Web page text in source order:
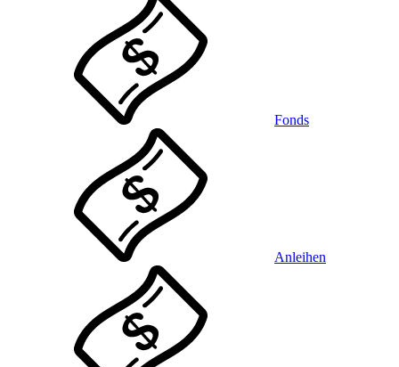
Fonds
Anleihen